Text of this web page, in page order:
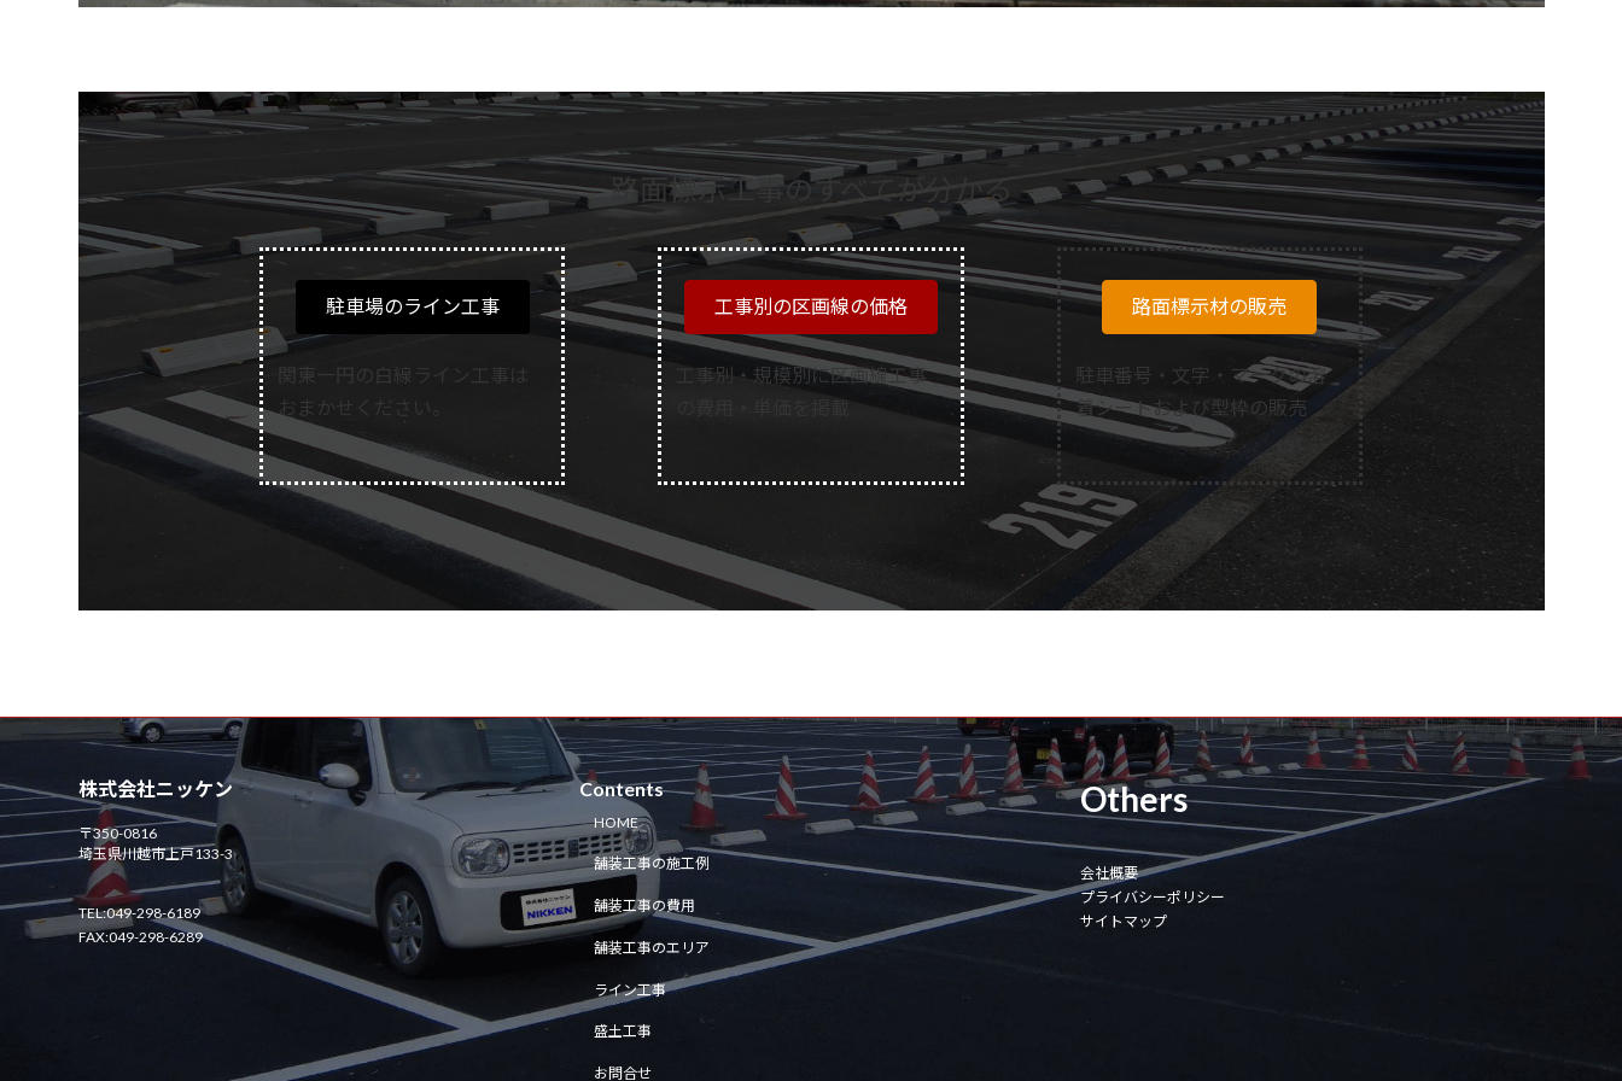
路面標示工事のすべてが分かる
駐車場のライン工事
関東一円の白線ライン工事は
おまかせください。
工事別の区画線の価格
工事別・規模別に区画線工事
の費用・単価を掲載
路面標示材の販売
駐車番号・文字・マークの溶
着シートおよび型枠の販売
株式会社ニッケン
〒350-0816
埼玉県川越市上戸133-3
TEL:049-298-6189
FAX:049-298-6289
Contents
HOME
舗装工事の施工例
舗装工事の費用
舗装工事のエリア
ライン工事
盛土工事
お問合せ
Others
会社概要
プライバシーポリシー
サイトマップ